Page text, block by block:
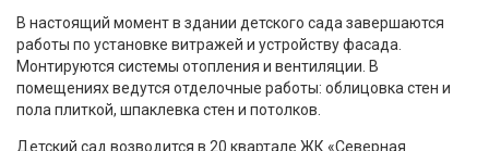
В настоящий момент в здании детского сада завершаются
работы по установке витражей и устройству фасада.
Монтируются системы отопления и вентиляции. В
помещениях ведутся отделочные работы: облицовка стен и
пола плиткой, шпаклевка стен и потолков.
Детский сад возводится в 20 квартале ЖК «Северная